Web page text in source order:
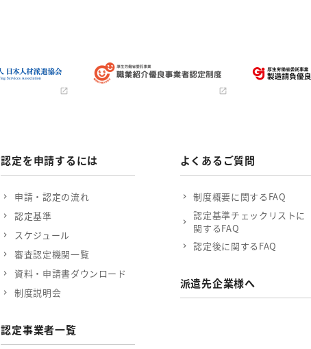
認定を申請するには
申請・認定の流れ
認定基準
スケジュール
審査認定機関一覧
資料・申請書ダウンロード
制度説明会
認定事業者一覧
よくあるご質問
制度概要に関するFAQ
認定基準チェックリストに
関するFAQ
認定後に関するFAQ
派遣先企業様へ